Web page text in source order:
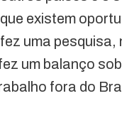
existem
uma
um balanço
fora do